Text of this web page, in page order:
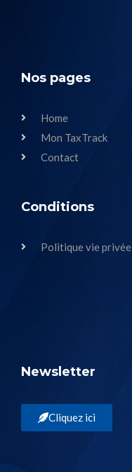
Nos pages
Home
Mon TaxTrack
Contact
Conditions
Politique vie privée
Newsletter
Cliquez ici